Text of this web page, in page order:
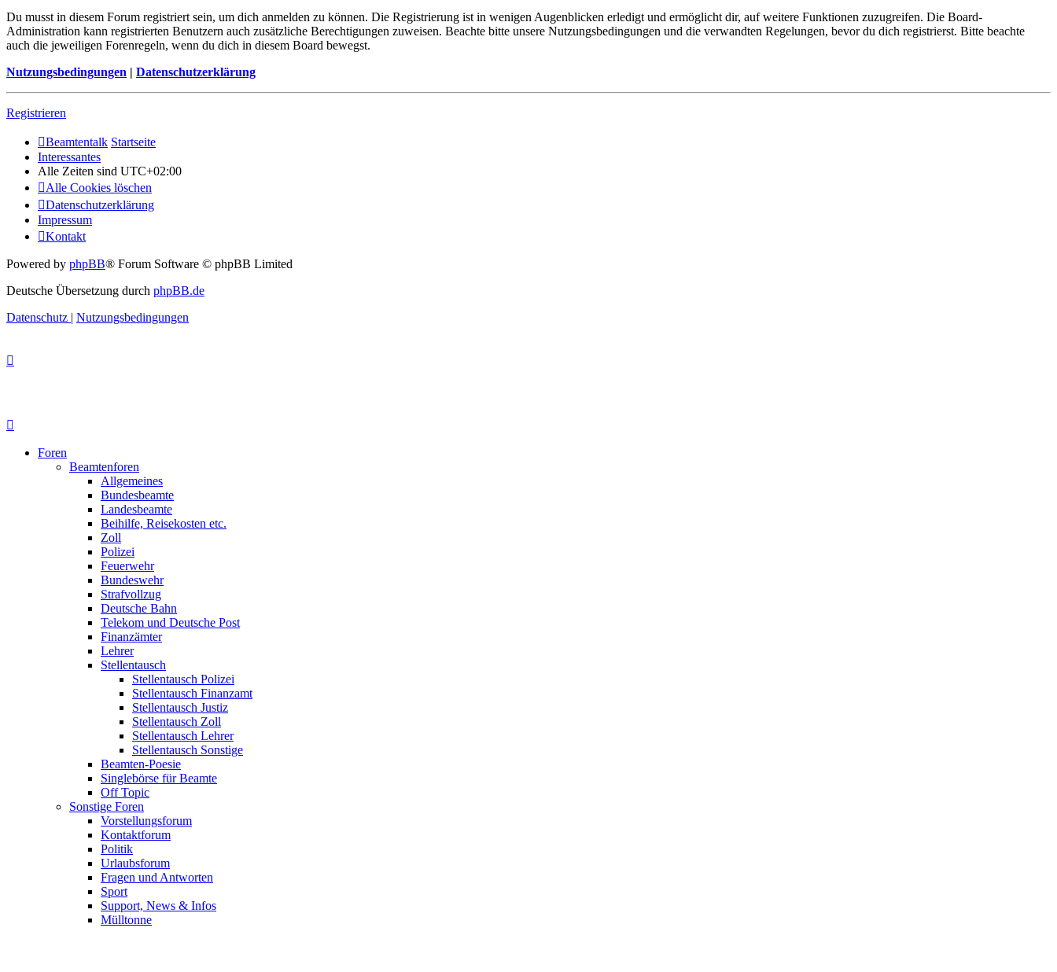
Du musst in diesem Forum registriert sein, um dich anmelden zu können. Die Registrierung ist in wenigen Augenblicken erledigt und ermöglicht dir, auf weitere Funktionen zuzugreifen. Die Board-
Administration kann registrierten Benutzern auch zusätzliche Berechtigungen zuweisen. Beachte bitte unsere Nutzungsbedingungen und die verwandten Regelungen, bevor du dich registrierst. Bitte beachte
auch die jeweiligen Forenregeln, wenn du dich in diesem Board bewegst.
Nutzungsbedingungen | Datenschutzerklärung
Registrieren
Beamtentalk Startseite
Interessantes
Alle Zeiten sind UTC+02:00
Alle Cookies löschen
Datenschutzerklärung
Impressum
Kontakt
Powered by phpBB® Forum Software © phpBB Limited
Deutsche Übersetzung durch phpBB.de
Datenschutz | Nutzungsbedingungen
Foren
Beamtenforen
Allgemeines
Bundesbeamte
Landesbeamte
Beihilfe, Reisekosten etc.
Zoll
Polizei
Feuerwehr
Bundeswehr
Strafvollzug
Deutsche Bahn
Telekom und Deutsche Post
Finanzämter
Lehrer
Stellentausch
Stellentausch Polizei
Stellentausch Finanzamt
Stellentausch Justiz
Stellentausch Zoll
Stellentausch Lehrer
Stellentausch Sonstige
Beamten-Poesie
Singlebörse für Beamte
Off Topic
Sonstige Foren
Vorstellungsforum
Kontaktforum
Politik
Urlaubsforum
Fragen und Antworten
Sport
Support, News & Infos
Mülltonne